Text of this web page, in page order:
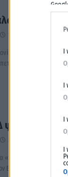
I
I
I
I
μαθαίνω πως
το ενδεχόμενο
ψηλά στα
«μυστικά» του
Βορρά για εσωτερική